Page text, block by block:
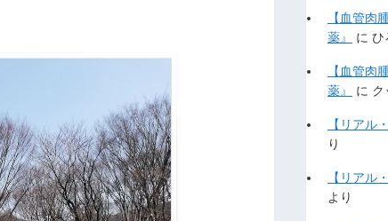
【血管肉
薬』
に ひ
【血管肉
薬』
に ク
【リアル
り
【リアル
より